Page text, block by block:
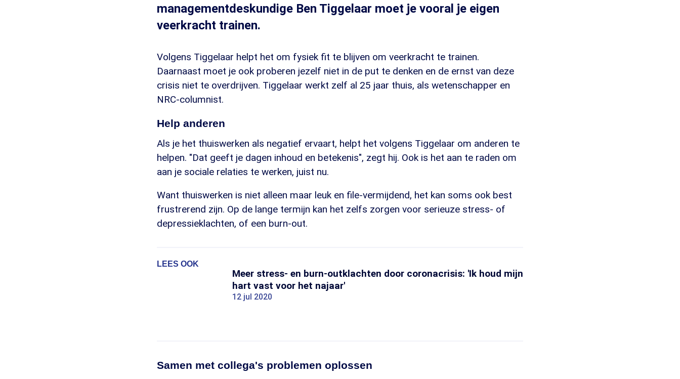
managementdeskundige Ben Tiggelaar moet je vooral je eigen
veerkracht trainen.
Volgens Tiggelaar helpt het om fysiek fit te blijven om veerkracht te trainen.
Daarnaast moet je ook proberen jezelf niet in de put te denken en de ernst van deze
crisis niet te overdrijven. Tiggelaar werkt zelf al 25 jaar thuis, als wetenschapper en
NRC-columnist.
Help anderen
Als je het thuiswerken als negatief ervaart, helpt het volgens Tiggelaar om anderen te
helpen. "Dat geeft je dagen inhoud en betekenis", zegt hij. Ook is het aan te raden om
aan je sociale relaties te werken, juist nu.
Want thuiswerken is niet alleen maar leuk en file-vermijdend, het kan soms ook best
frustrerend zijn. Op de lange termijn kan het zelfs zorgen voor serieuze stress- of
depressieklachten, of een burn-out.
LEES OOK
Meer stress- en burn-outklachten door coronacrisis: 'Ik houd mijn
hart vast voor het najaar'
12 jul 2020
Samen met collega's problemen oplossen